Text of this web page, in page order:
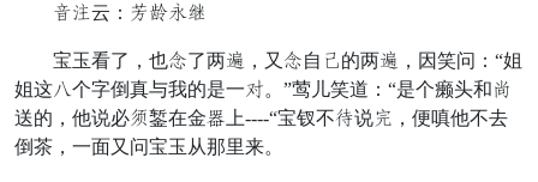
顽雁云：位几到养
宝玉看了，也助了两宁，又助自堪的两宁，因笑问：“姐
姐这敬个字倒真与我的是一样。”莺儿笑道：“是个癞头和士
送的，他说必并錾在金嫂上----“宝钗不找说公，便嗔他不去
倒茶，一面又问宝玉从那里来。